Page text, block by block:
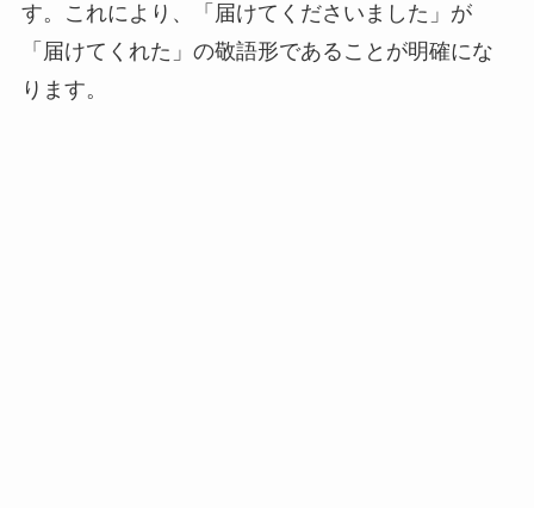
す。これにより、「届けてくださいました」が
「届けてくれた」の敬語形であることが明確にな
ります。